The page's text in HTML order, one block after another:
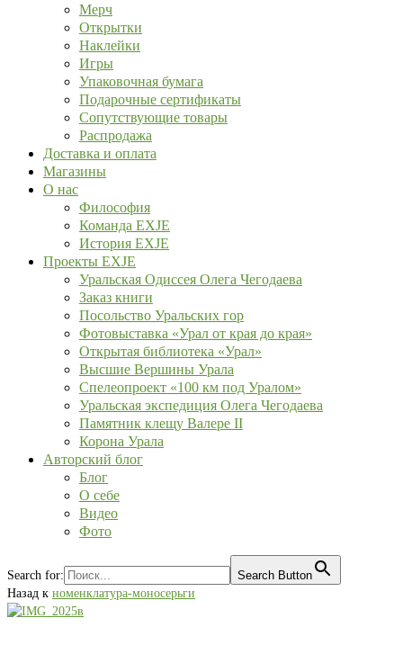
Мерч
Открытки
Наклейки
Игры
Упаковочная бумага
Подарочные сертификаты
Сопутствующие товары
Распродажа
Доставка и оплата
Магазины
О нас
Философия
Команда EXJE
История EXJE
Проекты EXJE
Уральская Одиссея Олега Чегодаева
Заказ книги
Посольство Уральских гор
Фотовыставка «Урал от края до края»
Открытая библиотека «Урал»
Высшие Вершины Урала
Спелеопроект «100 км под Уралом»
Уральская экспедиция Олега Чегодаева
Памятник клещу Валере II
Корона Урала
Авторский блог
Блог
О себе
Видео
Фото
Search for:
Search Button
Назад к номенклатура-моносерьги